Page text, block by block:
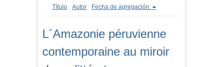
Título
Autor Fecha de agregación
L´Amazonie péruvienne
contemporaine au miroir